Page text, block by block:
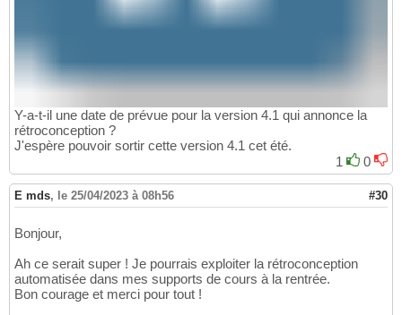
Y-a-t-il une date de prévue pour la version 4.1 qui annonce la
rétroconception ?
J'espère pouvoir sortir cette version 4.1 cet été.
1
0
E mds, le 25/04/2023 à 08h56 #30
Bonjour,
Ah ce serait super ! Je pourrais exploiter la rétroconception
automatisée dans mes supports de cours à la rentrée.
Bon courage et merci pour tout !